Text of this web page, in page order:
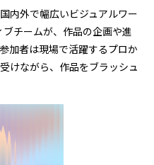
内外で幅広いビジュアルワー
チームが、作品の企画や進
加者は現場で活躍するプロか
けながら、作品をブラッシュ